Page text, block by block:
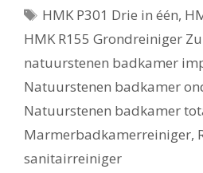
Tags
HMK P301 Drie in één,
HMK R155 Grondreiniger
natuurstenen badkamer
Natuurstenen badkamer
Natuurstenen badkamer
Marmerbadkamerreiniger,
sanitairreiniger